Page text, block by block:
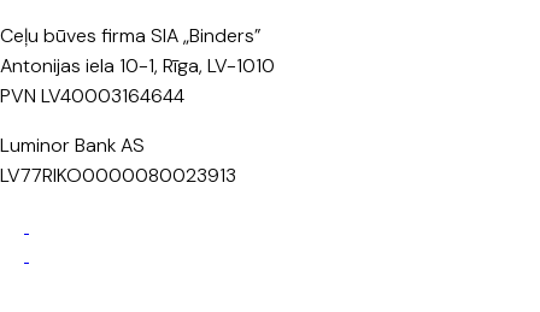
Ceļu būves firma SIA „Binders”
Antonijas iela 10-1, Rīga, LV-1010
PVN LV40003164644
Luminor Bank AS
LV77RIKO0000080023913